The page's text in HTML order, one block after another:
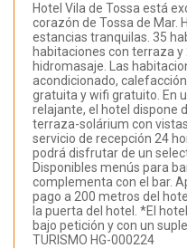
Hotel Vila de Tossa está
corazón de Tossa de Mar.
estancias tranquilas. 35
habitaciones con terraza
hidromasaje. Las
acondicionado,
gratuita y wifi gratuito. En
relajante, el hotel dispone
terraza-solárium con
servicio de recepción 24
podrá disfrutar de un
Disponibles menús para
complementa con el bar.
pago a 200 metros del
la puerta del hotel. *El
bajo petición y con un
TURISMO HG-000224